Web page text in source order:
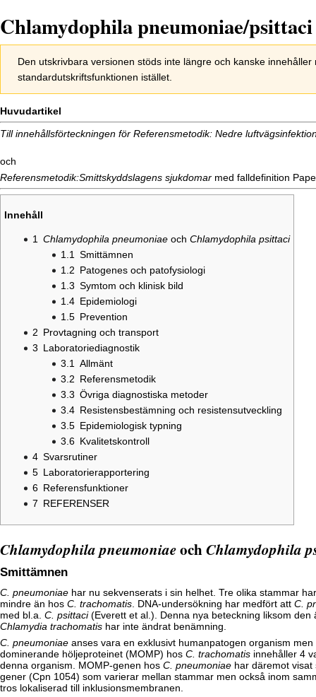
Chlamydophila pneumoniae/psittaci
navigering
Den utskrivbara versionen stöds inte längre och kanske
standardutskriftsfunktionen istället.
Huvudartikel
Till innehållsförteckningen för Referensmetodik: Nedre
och
Referensmetodik:Smittskyddslagens sjukdomar med falldefinition
Innehåll
1 Chlamydophila pneumoniae och Chlamydophila psittaci
1.1 Smittämnen
1.2 Patogenes och patofysiologi
1.3 Symtom och klinisk bild
1.4 Epidemiologi
1.5 Prevention
2 Provtagning och transport
3 Laboratoriediagnostik
3.1 Allmänt
3.2 Referensmetodik
3.3 Övriga diagnostiska metoder
3.4 Resistensbestämning och resistensutveckling
3.5 Epidemiologisk typning
3.6 Kvalitetskontroll
4 Svarsrutiner
5 Laboratorierapportering
6 Referensfunktioner
7 REFERENSER
Chlamydophila pneumoniaeochChlamydophila
Smittämnen
C. pneumoniae har nu sekvenserats i sin helhet. Tre olika stammar
mindre än hos C. trachomatis . DNA-undersökning har medfört att C.
med bl.a. C. psittaci(Everett et al.). Denna nya beteckning liksom den
Chlamydia trachomatis har inte ändrat benämning.
C. pneumoniae anses vara en exklusivt humanpatogen organism
dominerande höljeproteinet (MOMP) hos C. trachomatis innehåller 4
denna organism. MOMP-genen hos C. pneumoniae har däremot
gener (Cpn 1054) som varierar mellan stammar men också inom
tros lokaliserad till inklusionsmembranen.